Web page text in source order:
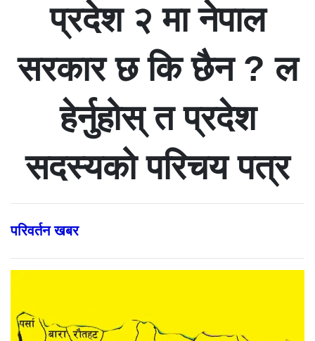
प्रदेश २ मा नेपाल
सरकार छ कि छैन ? ल
हेर्नुहोस् त प्रदेश
सदस्यको परिचय पत्र
परिवर्तन खबर